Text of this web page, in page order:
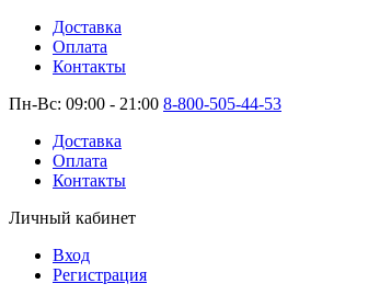
Доставка
Оплата
Контакты
Пн-Вс: 09:00 - 21:00 8-800-505-44-53
Доставка
Оплата
Контакты
Личный кабинет
Вход
Регистрация